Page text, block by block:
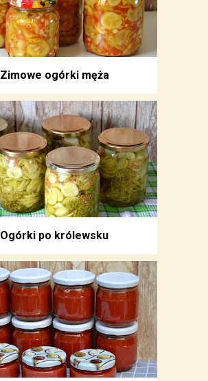
Zimowe ogórki męża
Ogórki po królewsku